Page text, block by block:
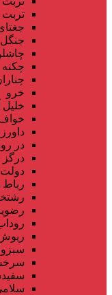
تربت
جنگل
چکنه
خرو
خلیل
در
درگز
دولت